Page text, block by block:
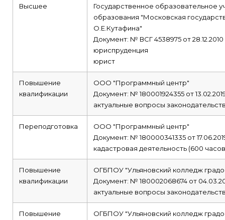
Высшее
Государственное образовательное
образования "Московская
О.Е.Кутафина"
Документ: № ВСГ 4538975 от 28.12.2010
юриспруденция
юрист
Повышение
квалификации
ООО "Программный центр"
Документ: № 180001924355 от
актуальные вопросы
Переподготовка
ООО "Программный центр"
Документ: № 180000341335 от
кадастровая деятельность (600
Повышение
квалификации
ОГБПОУ "Ульяновский колледж
Документ: № 180002068674 от
актуальные вопросы
Повышение
ОГБПОУ "Ульяновский колледж